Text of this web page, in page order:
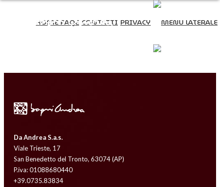
HOME PAGE CONTATTI PRIVACY
Da Andrea S.a.s.
Viale Trieste, 17
San Benedetto del Tronto, 63074 (AP)
P.iva: 01088680440
+39.0735.83834